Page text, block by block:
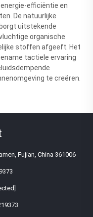
efficiëntie en
De natuurlijke
uitstekende
organische
stoffen afgeeft. Het
tactiele ervaring
te creëren.
Fujian, China 361006